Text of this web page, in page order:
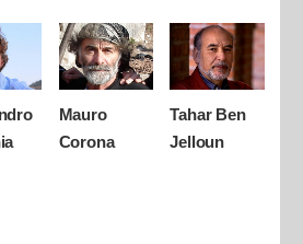
Mauro
Corona
Tahar Ben
Jelloun